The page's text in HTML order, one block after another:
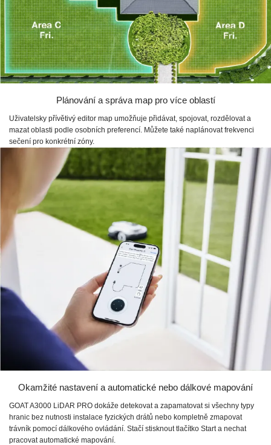
Plánování a správa map pro více oblastí
Uživatelsky přívětivý editor map umožňuje přidávat, spojovat, rozdělovat a
mazat oblasti podle osobních preferencí. Můžete také naplánovat frekvenci
sečení pro konkrétní zóny.
Okamžité nastavení a automatické nebo dálkové mapování
GOAT A3000 LiDAR PRO dokáže detekovat a zapamatovat si všechny typy
hranic bez nutnosti instalace fyzických drátů nebo kompletně zmapovat
trávník pomocí dálkového ovládání. Stačí stisknout tlačítko Start a nechat
pracovat automatické mapování.